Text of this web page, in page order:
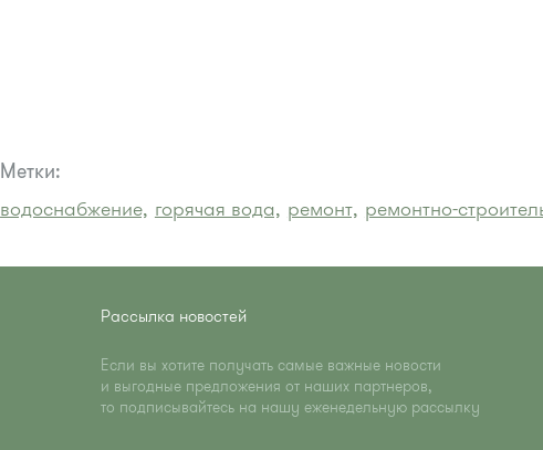
Метки:
водоснабжение, горячая вода, ремонт, ремонтно-
Рассылка новостей
Если вы хотите получать самые важные новости
и выгодные предложения от наших партнеров,
то подписывайтесь на нашу еженедельную рассылку